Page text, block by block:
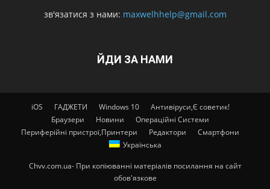
зв'язатися з нами: maxwelhhelp@gmail.com
ЙДИ ЗА НАМИ
iOS ГАДЖЕТИ Windows 10
Антивіруси,Є советик!
Браузери
Новини
Операційні Системи
Периферійні пристрої,Принтери
Редактори
Смартфони
Українська
Chvv.com.ua- При копіюванні матеріалів посилання на сайт
обов'язкове